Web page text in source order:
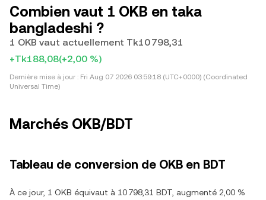
Combien vaut 1 OKB en taka
bangladeshi ?
1 OKB vaut actuellement Tk10 798,31
+Tk188,08(+2,00 %)
Dernière mise à jour : Fri Aug 07 2026 03:59:18 (UTC+0000) (Coordinated
Universal Time)
Marchés OKB/BDT
Tableau de conversion de OKB en BDT
À ce jour, 1 OKB équivaut à 10 798,31 BDT, augmenté 2,00 %